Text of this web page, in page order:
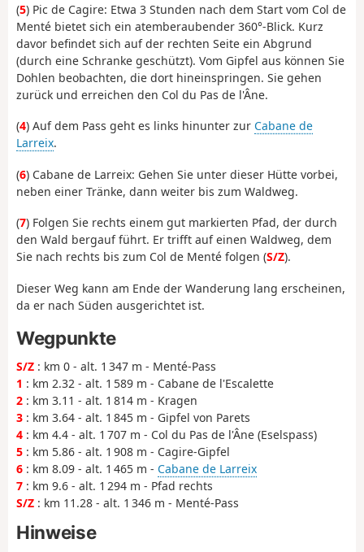
(5) Pic de Cagire: Etwa 3 Stunden nach dem Start vom Col de
Menté bietet sich ein atemberaubender 360°-Blick. Kurz
davor befindet sich auf der rechten Seite ein Abgrund
(durch eine Schranke geschützt). Vom Gipfel aus können Sie
Dohlen beobachten, die dort hineinspringen. Sie gehen
zurück und erreichen den Col du Pas de l'Âne.
(4) Auf dem Pass geht es links hinunter zur Cabane de
Larreix.
(6) Cabane de Larreix: Gehen Sie unter dieser Hütte vorbei,
neben einer Tränke, dann weiter bis zum Waldweg.
(7) Folgen Sie rechts einem gut markierten Pfad, der durch
den Wald bergauf führt. Er trifft auf einen Waldweg, dem
Sie nach rechts bis zum Col de Menté folgen (S/Z).
Dieser Weg kann am Ende der Wanderung lang erscheinen,
da er nach Süden ausgerichtet ist.
Wegpunkte
S/Z : km 0 - alt. 1 347 m - Menté-Pass
1 : km 2.32 - alt. 1 589 m - Cabane de l'Escalette
2 : km 3.11 - alt. 1 814 m - Kragen
3 : km 3.64 - alt. 1 845 m - Gipfel von Parets
4 : km 4.4 - alt. 1 707 m - Col du Pas de l'Âne (Eselspass)
5 : km 5.86 - alt. 1 908 m - Cagire-Gipfel
6 : km 8.09 - alt. 1 465 m - Cabane de Larreix
7 : km 9.6 - alt. 1 294 m - Pfad rechts
S/Z : km 11.28 - alt. 1 346 m - Menté-Pass
Hinweise